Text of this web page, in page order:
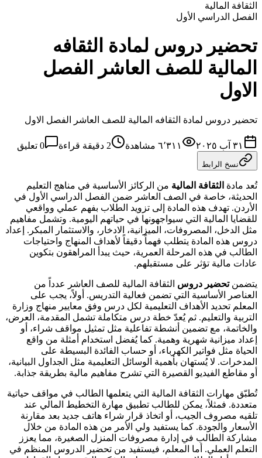
الثقافة المالية
الفصل الدراسي الأول
تحضير دروس لمادة الثقافه
المالية للصف العاشر الفصل
الاول
تحضير دروس لمادة الثقافه المالية للصف العاشر الفصل الاول
٣١ آب ٢٠٢٥ ٦٬٣١١ مشاهدة 2 دقيقة قراءة 0 تعليق
نسخ الرابط
تُعد مادة الثقافة المالية من الركائز الأساسية في مناهج التعليم
الحديثة، خاصة في الصف العاشر ضمن الفصل الدراسي الأول في
الأردن. تهدف هذه المادة إلى تزويد الطلاب بفهم عملي وواقعي
للقضايا المالية التي سيواجهونها في حياتهم اليومية. وتشمل مفاهيم
مثل الدخل، المصروفات، الميزانية، الادخار، والاستثمار المبكر. إعداد
دروس هذه المادة يتطلب فهماً دقيقاً لأهداف المنهاج واحتياجات
الطالب في هذه المرحلة العمرية، حيث يبدأ المراهقون بتكوين
عادات مالية تؤثر على مستقبلهم.
يتضمنتحضير دروس الثقافة المالية للصف العاشر عدداً من
العناصر الأساسية التي تضمن فعالية التدريس. أولاً، يجب على
المعلم تحديد الأهداف التعليمية لكل درس وفق معايير منهاج وزارة
التربية والتعليم. ثم يُعدّ خطة درس متكاملة تشمل المقدمة، العرض،
والخاتمة، مع تضمين أنشطة تفاعلية مثل تمثيل مواقف شراء، أو
إعداد ميزانية شهرية وهمية. كما يُفضل استخدام أمثلة من واقع
الحياة مثل فواتير الكهرباء، أو حساب الفائدة البسيطة على
المدخرات. لا يُستهان بأهمية الوسائل التعليمية مثل الجداول البيانية،
أو مقاطع الفيديو القصيرة التي تشرح مفاهيم مالية بطريقة جذابة.
تُطبّق مهارات الثقافة المالية التي يتعلمها الطالب في مواقف حياتية
متعددة. فمثلاً، يمكن للطالب تطبيق مهارة التخطيط المالي عند
تلقيه مصروف الجيب، أو اتخاذ قرار شراء هاتف جديد بعد مقارنة
الأسعار والجودة. كما يستفيد ولي الأمر من هذه المادة من خلال
مشاركة الطالب في إدارة مصروفات المنزل الصغيرة، مما يعزز
التعلم العملي. أما المعلم، فيستفيد من تحضير الدروس المنظم في